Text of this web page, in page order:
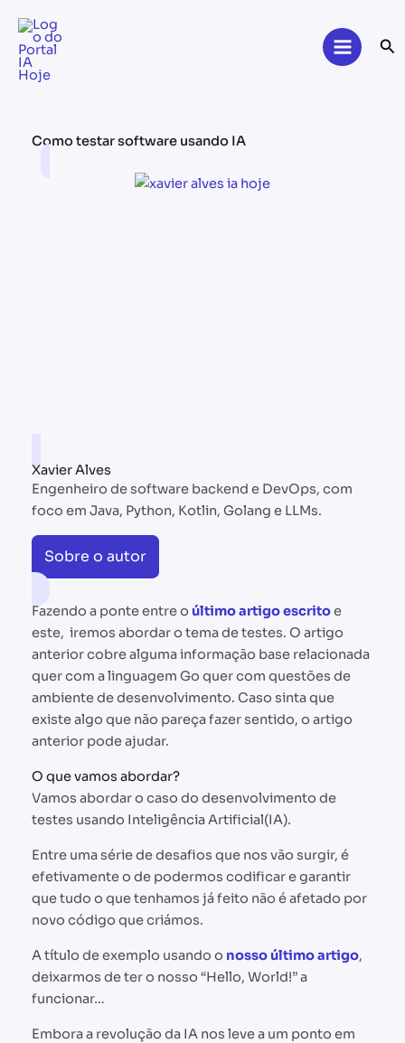
content
Como testar software usando IA
Xavier Alves
Engenheiro de software backend e DevOps, com
foco em Java, Python, Kotlin, Golang e LLMs.
Sobre o autor
Fazendo a ponte entre o último artigo escritoe
este, iremos abordar o tema de testes. O artigo
anterior cobre alguma informação base relacionada
quer com a linguagem Go quer com questões de
ambiente de desenvolvimento. Caso sinta que
existe algo que não pareça fazer sentido, o artigo
anterior pode ajudar.
O que vamos abordar?
Vamos abordar o caso do desenvolvimento de
testes usando Inteligência Artificial(IA).
Entre uma série de desafios que nos vão surgir, é
efetivamente o de podermos codificar e garantir
que tudo o que tenhamos já feito não é afetado por
novo código que criámos.
A título de exemplo usando o nosso último artigo,
deixarmos de ter o nosso “Hello, World!” a
funcionar…
Embora a revolução da IA nos leve a um ponto em